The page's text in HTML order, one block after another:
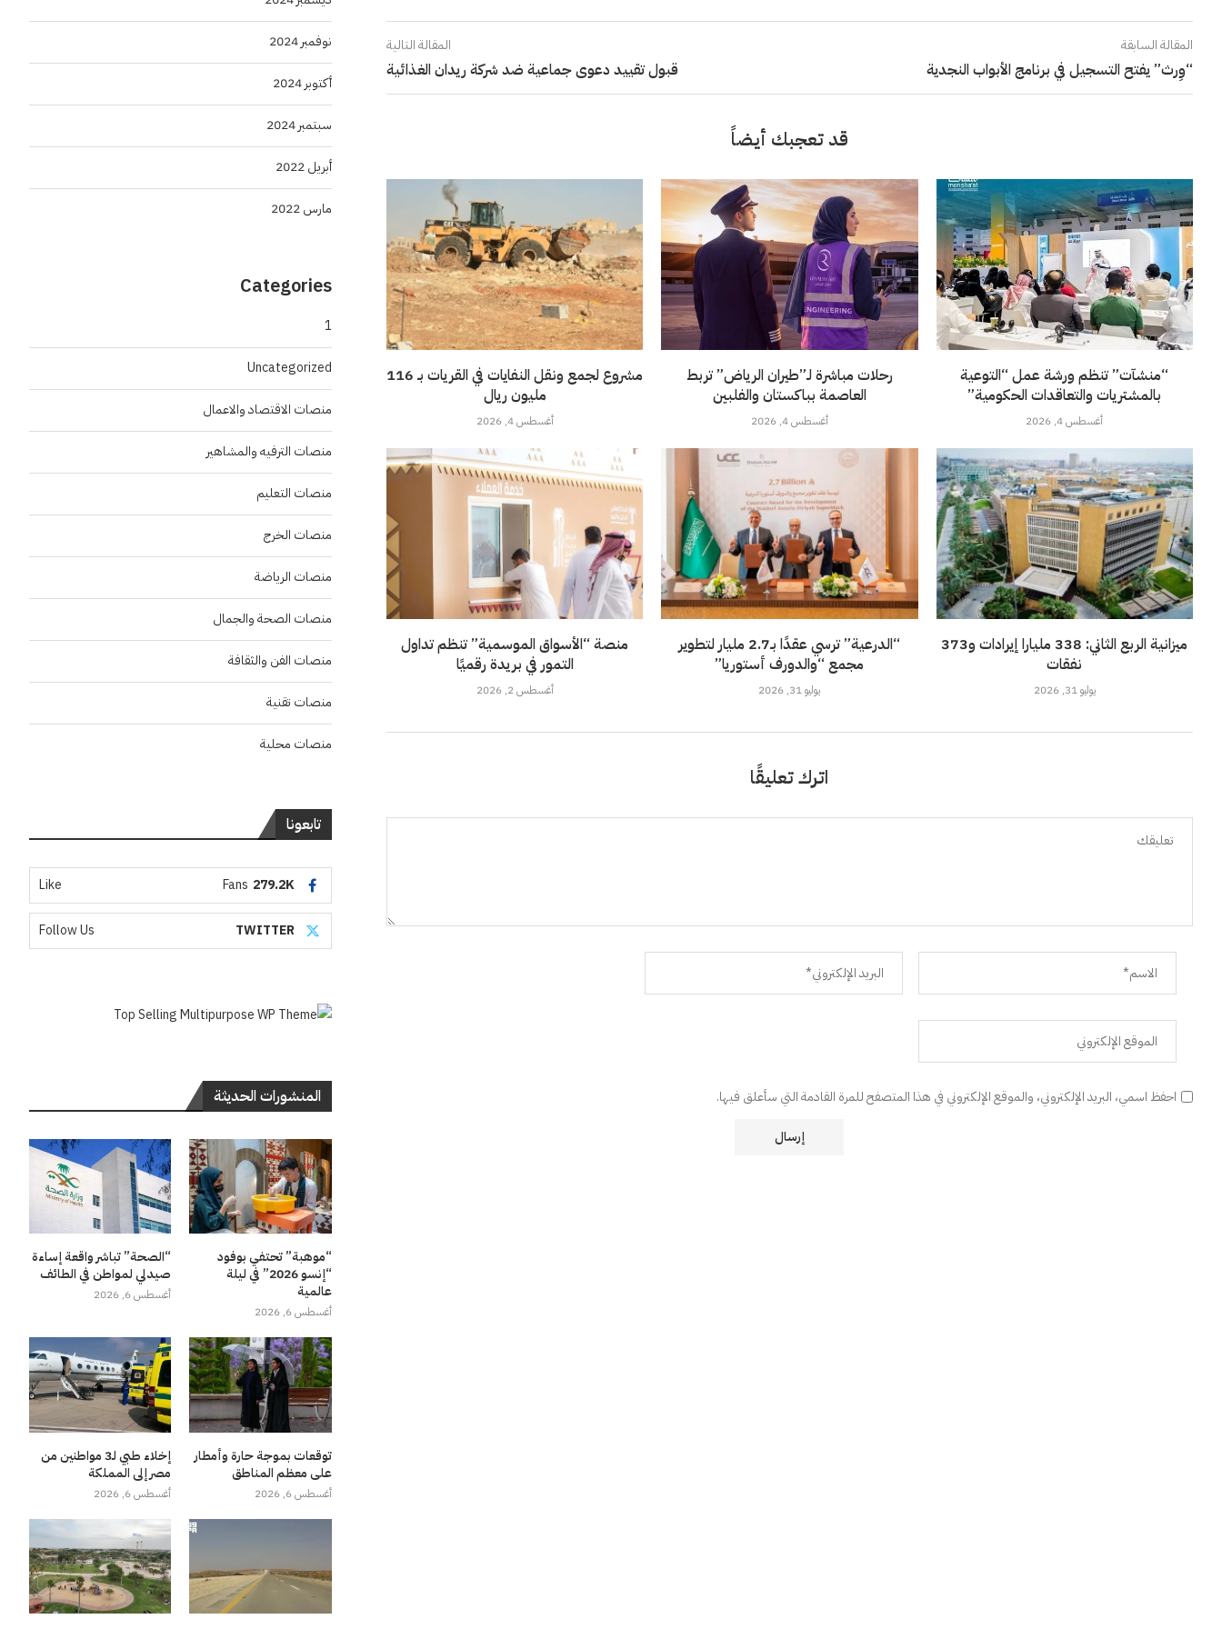
المقالة السابقة
“وِرث” يفتح التسجيل في برنامج الأبواب النجدية
المقالة التالية
قبول تقييد دعوى جماعية ضد شركة ريدان الغذائية
قد تعجبك أيضاً
مشروع لجمع ونقل النفايات في القريات بـ 116
مليون ريال
أغسطس 4, 2026
رحلات مباشرة لـ”طيران الرياض” تربط
العاصمة بباكستان والفلبين
أغسطس 4, 2026
“منشآت” تنظم ورشة عمل “التوعية
بالمشتريات والتعاقدات الحكومية”
أغسطس 4, 2026
منصة “الأسواق الموسمية” تنظم تداول
التمور في بريدة رقميًا
أغسطس 2, 2026
“الدرعية” ترسي عقدًا بـ2.7 مليار لتطوير
مجمع “والدورف أستوريا”
يوليو 31, 2026
ميزانية الربع الثاني: 338 مليارا إيرادات و373
نفقات
يوليو 31, 2026
اترك تعليقًا
احفظ اسمي، البريد الإلكتروني، والموقع الإلكتروني في هذا المتصفح للمرة القادمة التي سأعلق فيها.
نوفمبر 2024
أكتوبر 2024
سبتمبر 2024
أبريل 2022
مارس 2022
Categories
1
Uncategorized
منصات الاقتصاد والاعمال
منصات الترفيه والمشاهير
منصات التعليم
منصات الخرج
منصات الرياضة
منصات الصحة والجمال
منصات الفن والثقافة
منصات تقنية
منصات محلية
تابعونا
279.2K
Fans
Like
TWITTER
Follow Us
المنشورات الحديثة
“موهبة” تحتفي بوفود
“إنسو 2026” في ليلة
عالمية
أغسطس 6, 2026
“الصحة” تباشر واقعة إساءة
صيدلي لمواطن في الطائف
أغسطس 6, 2026
توقعات بموجة حارة وأمطار
على معظم المناطق
أغسطس 6, 2026
إخلاء طبي لـ3 مواطنين من
مصر إلى المملكة
أغسطس 6, 2026